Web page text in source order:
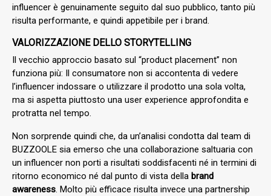
influencer è genuinamente seguito dal suo pubblico, tanto più
risulta performante, e quindi appetibile per i brand.
VALORIZZAZIONE DELLO STORYTELLING
Il vecchio approccio basato sul “product placement” non
funziona più: Il consumatore non si accontenta di vedere
l’influencer indossare o utilizzare il prodotto una sola volta,
ma si aspetta piuttosto una user experience approfondita e
protratta nel tempo.
Non sorprende quindi che, da un’analisi condotta dal team di
BUZZOOLE sia emerso che una collaborazione saltuaria con
un influencer non porti a risultati soddisfacenti né in termini di
ritorno economico né dal punto di vista della brand
awareness. Molto più efficace risulta invece una partnership